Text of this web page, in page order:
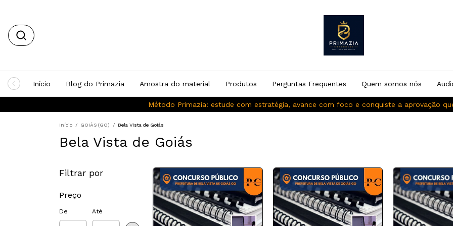
Método Primazia: estude com estratégia, avance com foco e conquiste a aprovação
Início Blog do Primazia Amostra do material Produtos Perguntas Frequentes Quem somos nós
Início / GOIÁS (GO) / Bela Vista de Goiás
Bela Vista de Goiás
Filtrar por
Preço
De Até